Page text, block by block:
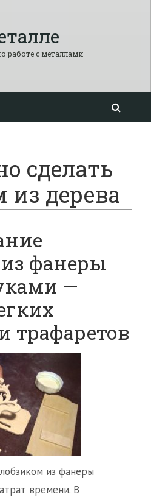
работе с металлами
сделать
из дерева
фанеры
—
трафаретов
из фанеры
времени. В